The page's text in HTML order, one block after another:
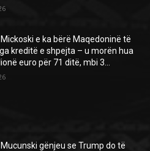
Mickoski e ka bërë Maqedoninë të
kreditë e shpejta – u morën hua
euro për 71 ditë, mbi 3...
Mucunski gënjeu se Trump do të